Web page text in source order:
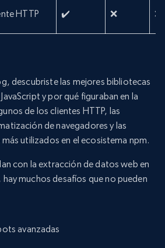
HTTP ✔️ ❌ ❌
descubriste las mejores bibliotecas
y por qué figuraban en la
de los clientes HTTP, las
de navegadores y las
utilizados en el ecosistema npm.
con la extracción de datos web en
muchos desafíos que no pueden
avanzadas